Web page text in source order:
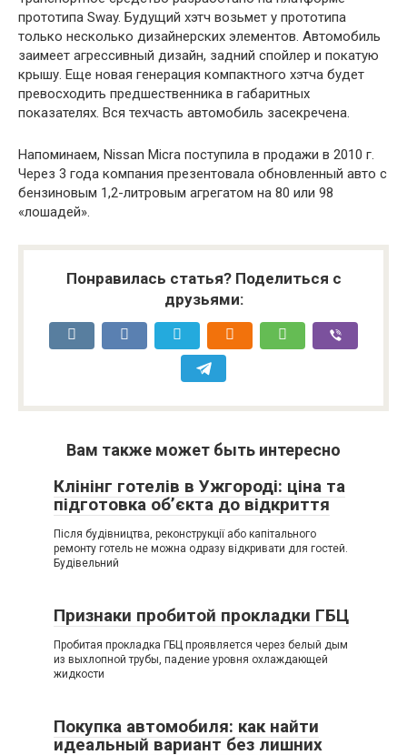
прототипа Sway. Будущий хэтч возьмет у прототипа
только несколько дизайнерских элементов. Автомобиль
заимеет агрессивный дизайн, задний спойлер и покатую
крышу. Еще новая генерация компактного хэтча будет
превосходить предшественника в габаритных
показателях. Вся техчасть автомобиль засекречена.
Напоминаем, Nissan Micra поступила в продажи в 2010 г.
Через 3 года компания презентовала обновленный авто с
бензиновым 1,2-литровым агрегатом на 80 или 98
«лошадей».
Понравилась статья? Поделиться с
друзьями:
Вам также может быть интересно
Клінінг готелів в Ужгороді: ціна та
підготовка об’єкта до відкриття
Після будівництва, реконструкції або капітального
ремонту готель не можна одразу відкривати для гостей.
Будівельний
Признаки пробитой прокладки ГБЦ
Пробитая прокладка ГБЦ проявляется через белый дым
из выхлопной трубы, падение уровня охлаждающей
жидкости
Покупка автомобиля: как найти
идеальный вариант без лишних